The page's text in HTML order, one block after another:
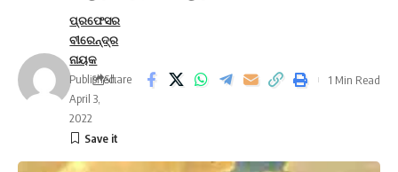
ପ୍ରଫେସର
ବୀରେନ୍ଦ୍ର
ନାୟକ
Published:
April 3,
2022
Share 1 Min Read